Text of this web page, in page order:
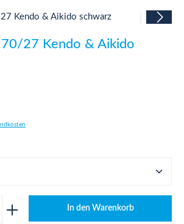
27 Kendo & Aikido
Gib den gewünschten
In den Warenkorb